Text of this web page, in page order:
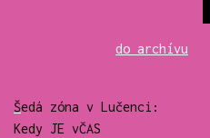
do archívu
Šedá zóna v Lučenci:
Kedy JE vČAS